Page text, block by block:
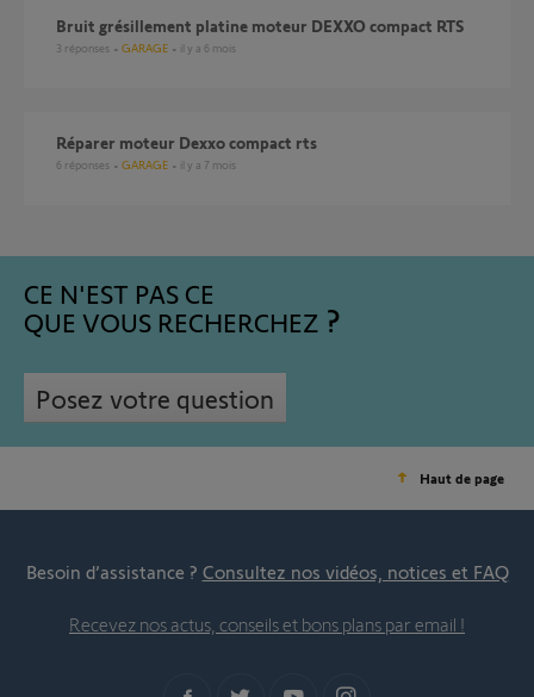
Bruit grésillement platine moteur DEXXO compact RTS
3 réponses GARAGE il y a 6 mois
Réparer moteur Dexxo compact rts
6 réponses GARAGE il y a 7 mois
CE N'EST PAS CE
QUE VOUS RECHERCHEZ
Posez votre question
Haut de page
Besoin d’assistance ? Consultez nos vidéos, notices et FAQ
Recevez nos actus, conseils et bons plans par email !